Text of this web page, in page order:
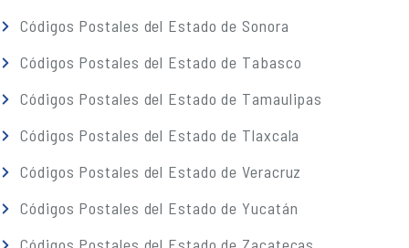
Códigos Postales del Estado de Sonora
Códigos Postales del Estado de Tabasco
Códigos Postales del Estado de Tamaulipas
Códigos Postales del Estado de Tlaxcala
Códigos Postales del Estado de Veracruz
Códigos Postales del Estado de Yucatán